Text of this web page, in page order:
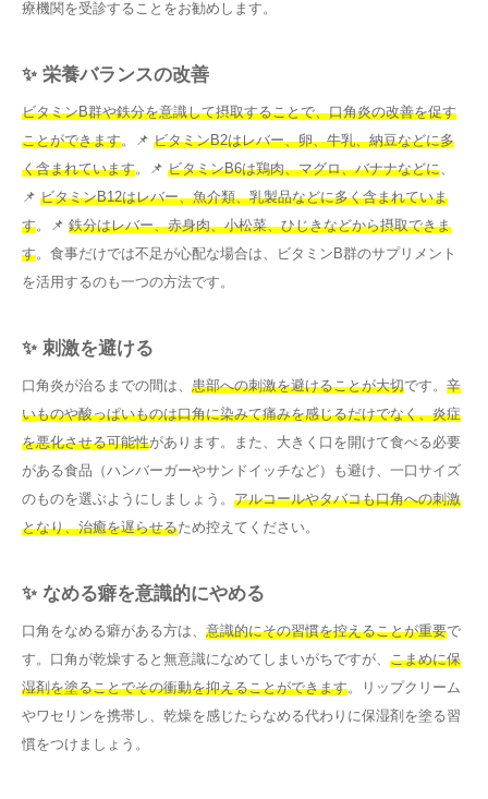
療機関を受診することをお勧めします。
✨ 栄養バランスの改善
ビタミンB群や鉄分を意識して摂取することで、口角炎の改善を促す
ことができます。📌 ビタミンB2はレバー、卵、牛乳、納豆などに多
く含まれています。📌 ビタミンB6は鶏肉、マグロ、バナナなどに、
📌 ビタミンB12はレバー、魚介類、乳製品などに多く含まれていま
す。📌 鉄分はレバー、赤身肉、小松菜、ひじきなどから摂取できま
す。食事だけでは不足が心配な場合は、ビタミンB群のサプリメント
を活用するのも一つの方法です。
✨ 刺激を避ける
口角炎が治るまでの間は、 患部への刺激を避けることが大切です。 辛
いものや酸っぱいものは口角に染みて痛みを感じるだけでなく、炎症
を悪化させる可能性があります。また、大きく口を開けて食べる必要
がある食品（ハンバーガーやサンドイッチなど）も避け、一口サイズ
のものを選ぶようにしましょう。 アルコールやタバコも口角への刺激
となり、治癒を遅らせるため控えてください。
✨ なめる癖を意識的にやめる
口角をなめる癖がある方は、 意識的にその習慣を控えることが重要で
す。口角が乾燥すると無意識になめてしまいがちですが、 こまめに保
湿剤を塗ることでその衝動を抑えることができます。リップクリーム
やワセリンを携帯し、乾燥を感じたらなめる代わりに保湿剤を塗る習
慣をつけましょう。